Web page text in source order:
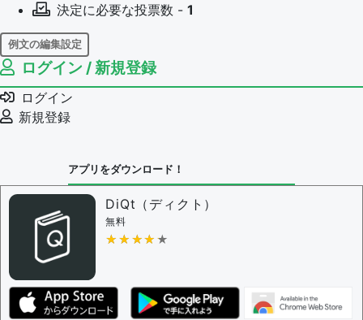
決定に必要な投票数 - 1
例文の編集設定
例文の編集権限を持つユーザー -
例文の削除を審査する
審査に対する投票権限を持つユーザー -
決定に必要な投票数 -
問題の編集権限を持つユーザー -すべてのユーザー
審査に対する投票権限を持つユーザー -
決定に必要な投票数 -
編集ガイドライン
ログイン / 新規登録
ログイン
新規登録
アプリをダウンロード！
DiQt（ディクト）
無料
★★★★★
★★★★★